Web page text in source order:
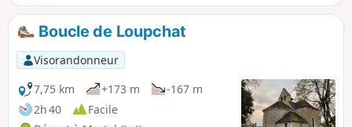
celui des Crouzets et enfin celui de la
Fontenelle en vous offrant à la fois
points de vue sur le village et une
promenade intra-muros.
Boucle de Loupchat
Visorandonneur
7,75 km
+173 m
-167 m
2h 40
Facile